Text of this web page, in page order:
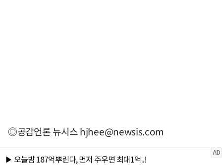
◎공감언론 뉴시스hjhee@newsis.com